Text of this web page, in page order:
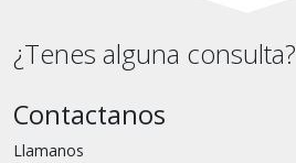
¿Tenes alguna consulta?
Contactanos
Llamanos